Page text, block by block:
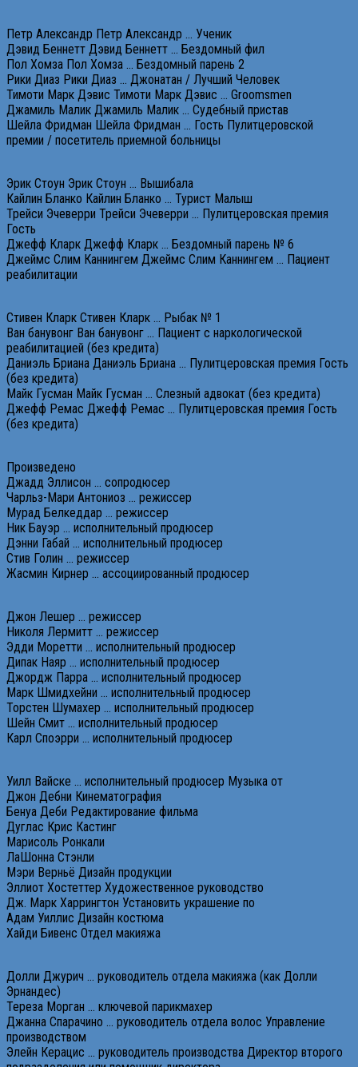
Петр Александр Петр Александр … Ученик
Дэвид Беннетт Дэвид Беннетт … Бездомный фил
Пол Хомза Пол Хомза … Бездомный парень 2
Рики Диаз Рики Диаз … Джонатан / Лучший Человек
Тимоти Марк Дэвис Тимоти Марк Дэвис … Groomsmen
Джамиль Малик Джамиль Малик … Судебный пристав
Шейла Фридман Шейла Фридман … Гость Пулитцеровской
премии / посетитель приемной больницы
Эрик Стоун Эрик Стоун … Вышибала
Кайлин Бланко Кайлин Бланко … Турист Малыш
Трейси Эчеверри Трейси Эчеверри … Пулитцеровская премия
Гость
Джефф Кларк Джефф Кларк … Бездомный парень № 6
Джеймс Слим Каннингем Джеймс Слим Каннингем … Пациент
реабилитации
Стивен Кларк Стивен Кларк … Рыбак № 1
Ван банувонг Ван банувонг … Пациент с наркологической
реабилитацией (без кредита)
Даниэль Бриана Даниэль Бриана … Пулитцеровская премия Гость
(без кредита)
Майк Гусман Майк Гусман … Слезный адвокат (без кредита)
Джефф Ремас Джефф Ремас … Пулитцеровская премия Гость
(без кредита)
Произведено
Джадд Эллисон … сопродюсер
Чарльз-Мари Антониоз … режиссер
Мурад Белкеддар … режиссер
Ник Бауэр … исполнительный продюсер
Дэнни Габай … исполнительный продюсер
Стив Голин … режиссер
Жасмин Кирнер … ассоциированный продюсер
Джон Лешер … режиссер
Николя Лермитт … режиссер
Эдди Моретти … исполнительный продюсер
Дипак Наяр … исполнительный продюсер
Джордж Парра … исполнительный продюсер
Марк Шмидхейни … исполнительный продюсер
Торстен Шумахер … исполнительный продюсер
Шейн Смит … исполнительный продюсер
Карл Споэрри … исполнительный продюсер
Уилл Вайске … исполнительный продюсер Музыка от
Джон Дебни Кинематография
Бенуа Деби Редактирование фильма
Дуглас Крис Кастинг
Марисоль Ронкали
ЛаШонна Стэнли
Мэри Верньё Дизайн продукции
Эллиот Хостеттер Художественное руководство
Дж. Марк Харрингтон Установить украшение по
Адам Уиллис Дизайн костюма
Хайди Бивенс Отдел макияжа
Долли Джурич … руководитель отдела макияжа (как Долли
Эрнандес)
Тереза ​​Морган … ключевой парикмахер
Джанна Спарачино … руководитель отдела волос Управление
производством
Элейн Керацис … руководитель производства Директор второго